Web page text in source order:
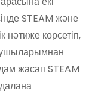
STEAM және
нәтиже көрсетіп,
жасап STEAM